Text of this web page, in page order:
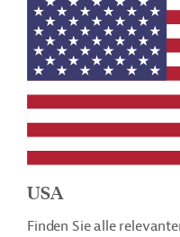
USA
Finden Sie alle